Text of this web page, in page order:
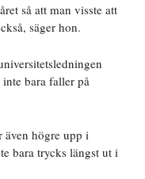
så att man visste att
säger hon.
inte bara faller på
även högre upp i
bara trycks längst ut i